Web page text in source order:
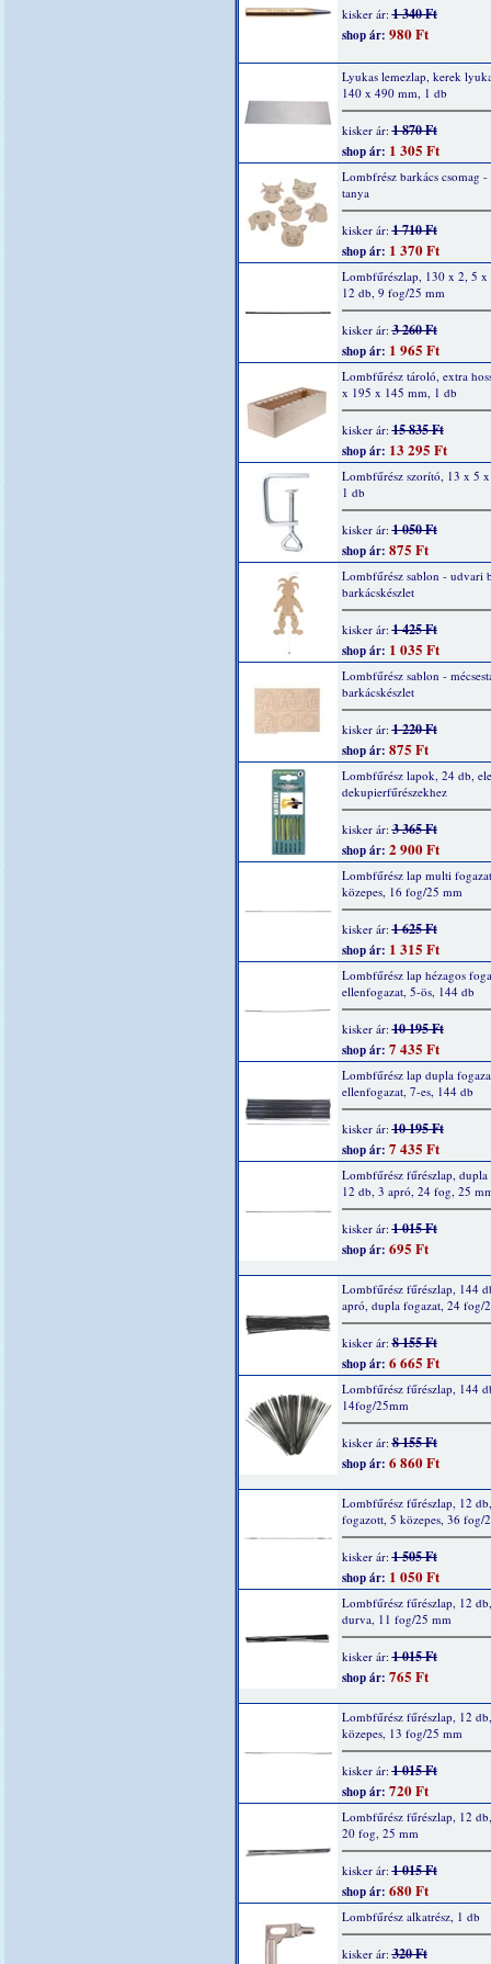
kisker ár:1 340 Ft
shop ár: 980 Ft
Lyukas lemezlap, kerek
140 x 490 mm, 1 db
kisker ár:1 870 Ft
shop ár: 1 305 Ft
Lombfrész barkács csomag
tanya
kisker ár:1 710 Ft
shop ár: 1 370 Ft
Lombfűrészlap, 130 x 2, 5 x
12 db, 9 fog/25 mm
kisker ár:3 260 Ft
shop ár: 1 965 Ft
Lombfűrész tároló, extra
x 195 x 145 mm, 1 db
kisker ár:15 835 Ft
shop ár: 13 295 Ft
Lombfűrész szorító, 13 x 5
1 db
kisker ár:1 050 Ft
shop ár: 875 Ft
Lombfűrész sablon - udvari
barkácskészlet
kisker ár:1 425 Ft
shop ár: 1 035 Ft
Lombfűrész sablon -
barkácskészlet
kisker ár:1 220 Ft
shop ár: 875 Ft
Lombfűrész lapok, 24 db,
dekupierfűrészekhez
kisker ár:3 365 Ft
shop ár: 2 900 Ft
Lombfűrész lap multi
közepes, 16 fog/25 mm
kisker ár:1 625 Ft
shop ár: 1 315 Ft
Lombfűrész lap hézagos
ellenfogazat, 5-ös, 144 db
kisker ár:10 195 Ft
shop ár: 7 435 Ft
Lombfűrész lap dupla
ellenfogazat, 7-es, 144 db
kisker ár:10 195 Ft
shop ár: 7 435 Ft
Lombfűrész fűrészlap, dupla
12 db, 3 apró, 24 fog, 25
kisker ár:1 015 Ft
shop ár: 695 Ft
Lombfűrész fűrészlap, 144
apró, dupla fogazat, 24 fog/
kisker ár:8 155 Ft
shop ár: 6 665 Ft
Lombfűrész fűrészlap, 144
14fog/25mm
kisker ár:8 155 Ft
shop ár: 6 860 Ft
Lombfűrész fűrészlap, 12
fogazott, 5 közepes, 36 fog/
kisker ár:1 505 Ft
shop ár: 1 050 Ft
Lombfűrész fűrészlap, 12
durva, 11 fog/25 mm
kisker ár:1 015 Ft
shop ár: 765 Ft
Lombfűrész fűrészlap, 12
közepes, 13 fog/25 mm
kisker ár:1 015 Ft
shop ár: 720 Ft
Lombfűrész fűrészlap, 12
20 fog, 25 mm
kisker ár:1 015 Ft
shop ár: 680 Ft
Lombfűrész alkatrész, 1 db
kisker ár:320 Ft